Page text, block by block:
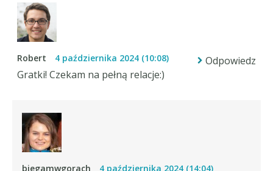
Robert 4 października 2024 (10:08)
Odpowiedz
Gratki! Czekam na pełną relacje:)
biegamwgorach 4 października 2024 (14:04)